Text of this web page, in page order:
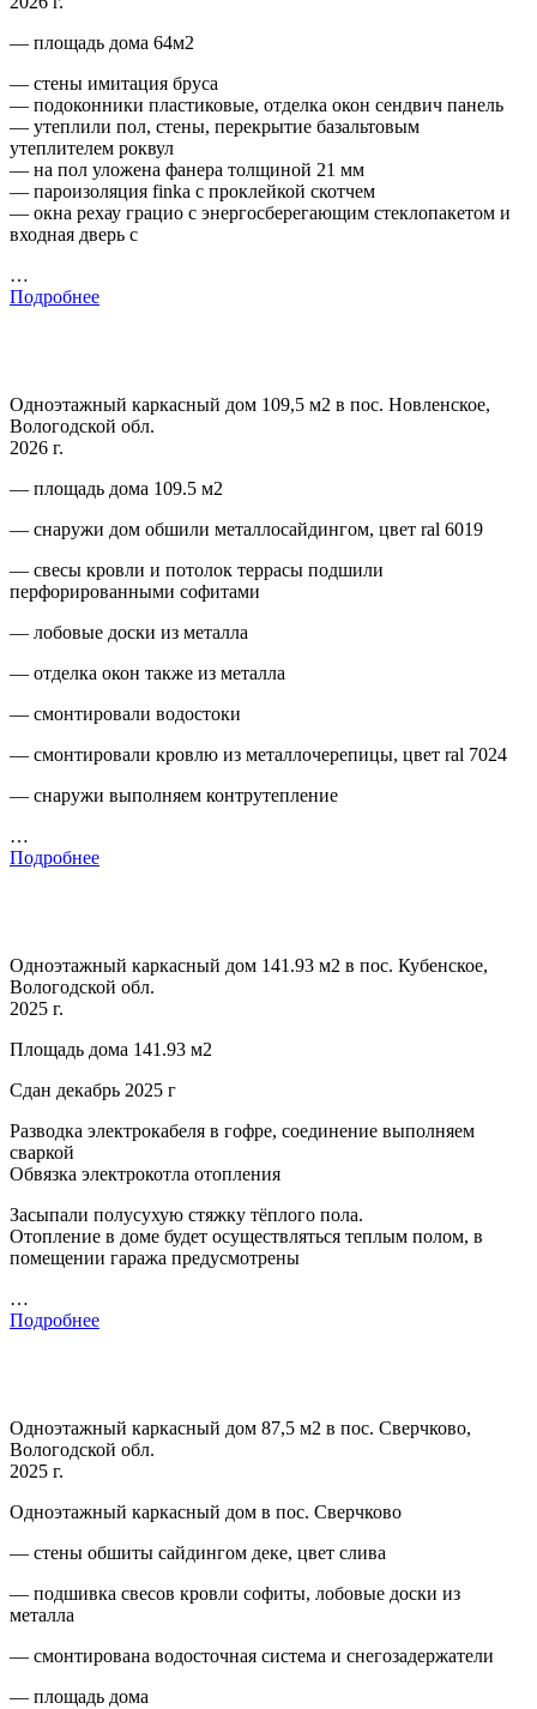
— площадь дома 64м2
— стены имитация бруса
— подоконники пластиковые, отделка окон сендвич панель
— утеплили пол, стены, перекрытие базальтовым
утеплителем роквул
— на пол уложена фанера толщиной 21 мм
— пароизоляция finka с проклейкой скотчем
— окна рехау грацио с энергосберегающим стеклопакетом и
входная дверь с
…
Подробнее
Одноэтажный каркасный дом 109,5 м2 в пос. Новленское,
Вологодской обл.
2026 г.
— площадь дома 109.5 м2
— снаружи дом обшили металлосайдингом, цвет ral 6019
— свесы кровли и потолок террасы подшили
перфорированными софитами
— лобовые доски из металла
— отделка окон также из металла
— смонтировали водостоки
— смонтировали кровлю из металлочерепицы, цвет ral 7024
— снаружи выполняем контрутепление
…
Подробнее
Одноэтажный каркасный дом 141.93 м2 в пос. Кубенское,
Вологодской обл.
2025 г.
Площадь дома 141.93 м2
Сдан декабрь 2025 г
Разводка электрокабеля в гофре, соединение выполняем
сваркой
Обвязка электрокотла отопления
Засыпали полусухую стяжку тёплого пола.
Отопление в доме будет осуществляться теплым полом, в
помещении гаража предусмотрены
…
Подробнее
Одноэтажный каркасный дом 87,5 м2 в пос. Сверчково,
Вологодской обл.
2025 г.
Одноэтажный каркасный дом в пос. Сверчково
— стены обшиты сайдингом деке, цвет слива
— подшивка свесов кровли софиты, лобовые доски из
металла
— смонтирована водосточная система и снегозадержатели
— площадь дома